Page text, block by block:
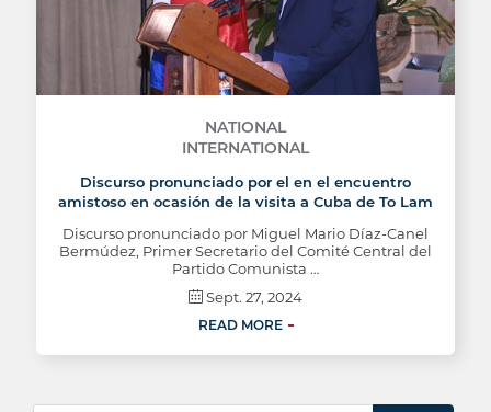
NATIONAL
INTERNATIONAL
Discurso pronunciado por el en el encuentro
amistoso en ocasión de la visita a Cuba de To Lam
Discurso pronunciado por Miguel Mario Díaz-Canel
Bermúdez, Primer Secretario del Comité Central del
Partido Comunista …
Sept. 27, 2024
READ MORE